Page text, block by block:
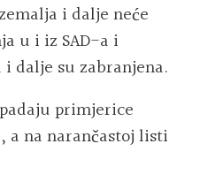
i dalje neće
u i iz SAD-a i
dalje su zabranjena.
primjerice
na narančastoj listi